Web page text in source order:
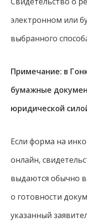
электронном или
выбранного
Примечание: в
бумажные
юридической
Если форма на
онлайн,
выдаются обычно
о готовности
указанный